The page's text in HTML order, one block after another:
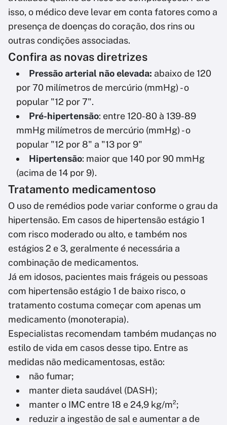
isso, o médico deve levar em conta fatores como a
presença de doenças do coração, dos rins ou
outras condições associadas.
Confira as novas diretrizes
Pressão arterial não elevada: abaixo de 120
por 70 milímetros de mercúrio (mmHg) - o
popular "12 por 7".
Pré-hipertensão: entre 120-80 à 139-89
mmHg milímetros de mercúrio (mmHg) - o
popular "12 por 8" a "13 por 9"
Hipertensão: maior que 140 por 90 mmHg
(acima de 14 por 9).
Tratamento medicamentoso
O uso de remédios pode variar conforme o grau da
hipertensão. Em casos de hipertensão estágio 1
com risco moderado ou alto, e também nos
estágios 2 e 3, geralmente é necessária a
combinação de medicamentos.
Já em idosos, pacientes mais frágeis ou pessoas
com hipertensão estágio 1 de baixo risco, o
tratamento costuma começar com apenas um
medicamento (monoterapia).
Especialistas recomendam também mudanças no
estilo de vida em casos desse tipo. Entre as
medidas não medicamentosas, estão:
não fumar;
manter dieta saudável (DASH);
manter o IMC entre 18 e 24,9 kg/m²;
reduzir a ingestão de sal e aumentar a de